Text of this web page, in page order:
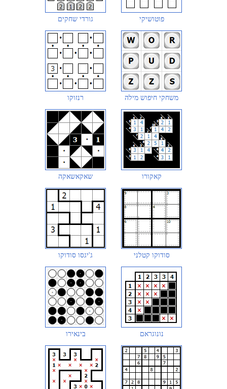
גורדי שחקים פוטושיקי
רנזוקו משחקי חיפוש מילה
שאקאשאקה קאקורו
ג'יגסו סודוקו סודוקו קטלני
בינאירו נונוגראם